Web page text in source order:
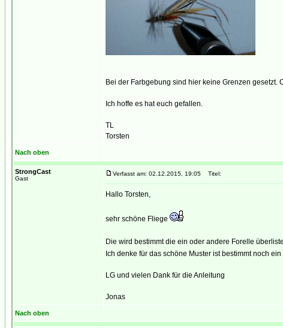
Bei der Farbgebung sind hier keine Grenzen
Ich hoffe es hat euch gefallen.
TL
Torsten
Nach oben
StrongCast
Gast
Verfasst am: 02.12.2015, 19:05 Titel:
Hallo Torsten,
sehr schöne Fliege
Die wird bestimmt die ein oder andere Forelle
Ich denke für das schöne Muster ist bestimmt noch
LG und vielen Dank für die Anleitung
Jonas
Nach oben